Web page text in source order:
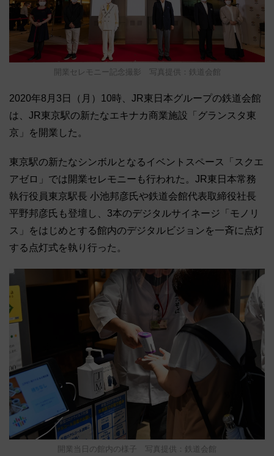
開業セレモニー記念撮影 写真提供：鉄道会館
2020年8月3日（月）10時、JR東日本グループの鉄道会館
は、JR東京駅の新たなエキナカ商業施設「グランスタ東
京」を開業した。
東京駅の新たなシンボルとなるイベントスペース「スクエ
アゼロ」では開業セレモニーも行われた。JR東日本常務
執行役員東京駅長 小池邦彦氏や鉄道会館代表取締役社長
平野邦彦氏も登壇し、3本のデジタルサイネージ「モノリ
ス」をはじめとする館内のデジタルビジョンを一斉に点灯
する点灯式を執り行った。
開業当日の館内の様子 写真提供：鉄道会館